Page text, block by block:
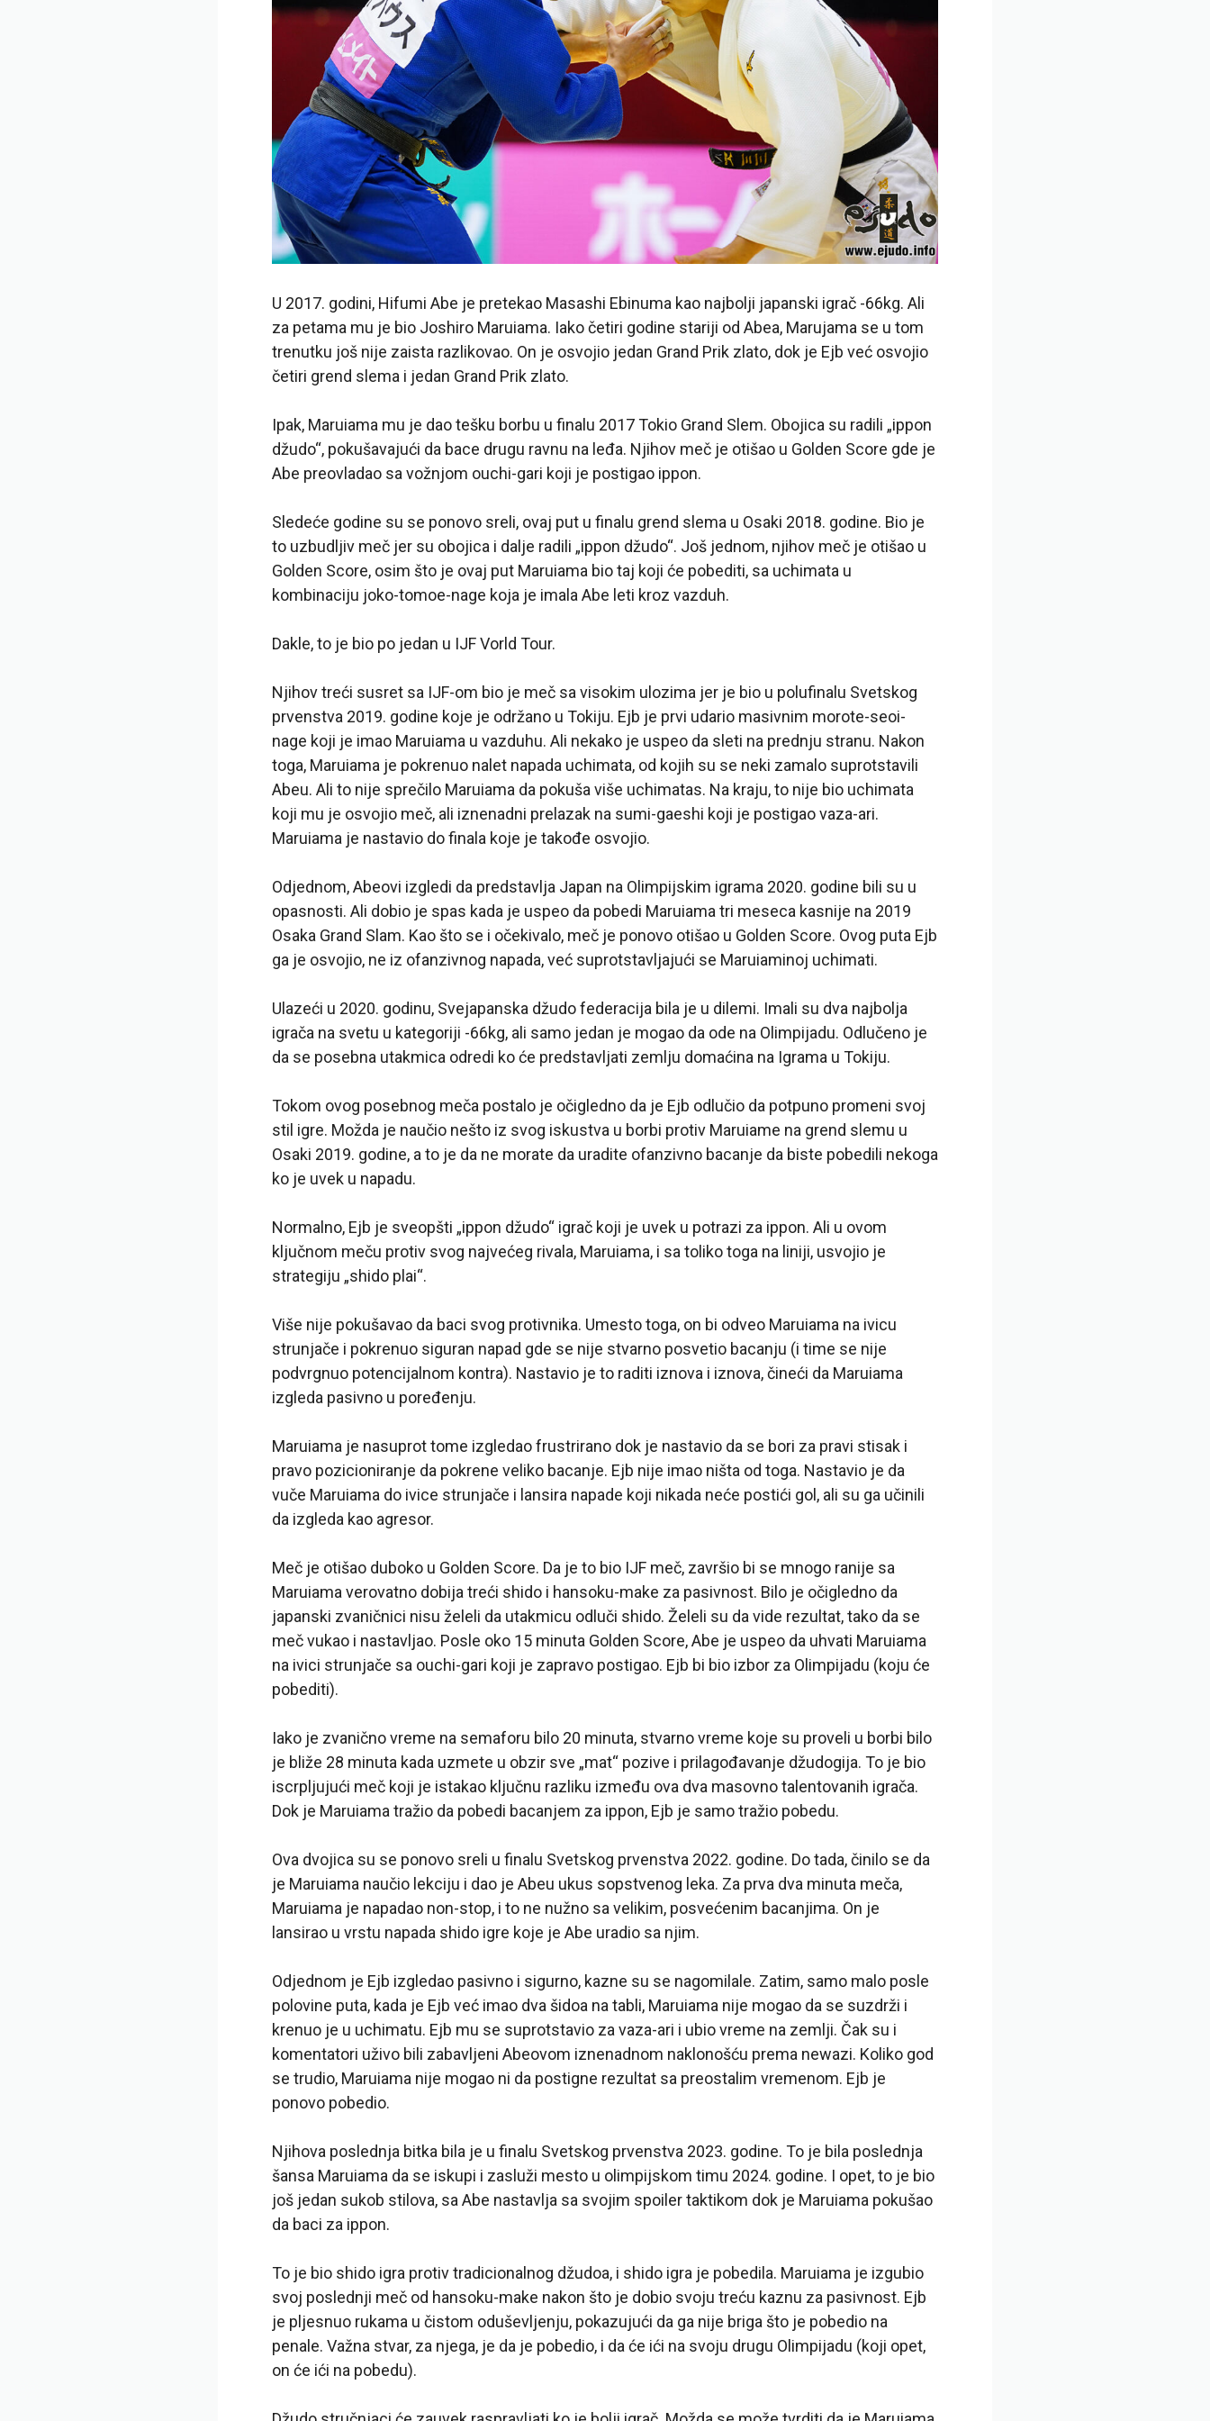
U 2017. godini, Hifumi Abe je pretekao Masashi Ebinuma kao najbolji japanski igrač -66kg. Ali
za petama mu je bio Joshiro Maruiama. Iako četiri godine stariji od Abea, Marujama se u tom
trenutku još nije zaista razlikovao. On je osvojio jedan Grand Prik zlato, dok je Ejb već osvojio
četiri grend slema i jedan Grand Prik zlato.
Ipak, Maruiama mu je dao tešku borbu u finalu 2017 Tokio Grand Slem. Obojica su radili „ippon
džudo“, pokušavajući da bace drugu ravnu na leđa. Njihov meč je otišao u Golden Score gde je
Abe preovladao sa vožnjom ouchi-gari koji je postigao ippon.
Sledeće godine su se ponovo sreli, ovaj put u finalu grend slema u Osaki 2018. godine. Bio je
to uzbudljiv meč jer su obojica i dalje radili „ippon džudo“. Još jednom, njihov meč je otišao u
Golden Score, osim što je ovaj put Maruiama bio taj koji će pobediti, sa uchimata u
kombinaciju joko-tomoe-nage koja je imala Abe leti kroz vazduh.
Dakle, to je bio po jedan u IJF Vorld Tour.
Njihov treći susret sa IJF-om bio je meč sa visokim ulozima jer je bio u polufinalu Svetskog
prvenstva 2019. godine koje je održano u Tokiju. Ejb je prvi udario masivnim morote-seoi-
nage koji je imao Maruiama u vazduhu. Ali nekako je uspeo da sleti na prednju stranu. Nakon
toga, Maruiama je pokrenuo nalet napada uchimata, od kojih su se neki zamalo suprotstavili
Abeu. Ali to nije sprečilo Maruiama da pokuša više uchimatas. Na kraju, to nije bio uchimata
koji mu je osvojio meč, ali iznenadni prelazak na sumi-gaeshi koji je postigao vaza-ari.
Maruiama je nastavio do finala koje je takođe osvojio.
Odjednom, Abeovi izgledi da predstavlja Japan na Olimpijskim igrama 2020. godine bili su u
opasnosti. Ali dobio je spas kada je uspeo da pobedi Maruiama tri meseca kasnije na 2019
Osaka Grand Slam. Kao što se i očekivalo, meč je ponovo otišao u Golden Score. Ovog puta Ejb
ga je osvojio, ne iz ofanzivnog napada, već suprotstavljajući se Maruiaminoj uchimati.
Ulazeći u 2020. godinu, Svejapanska džudo federacija bila je u dilemi. Imali su dva najbolja
igrača na svetu u kategoriji -66kg, ali samo jedan je mogao da ode na Olimpijadu. Odlučeno je
da se posebna utakmica odredi ko će predstavljati zemlju domaćina na Igrama u Tokiju.
Tokom ovog posebnog meča postalo je očigledno da je Ejb odlučio da potpuno promeni svoj
stil igre. Možda je naučio nešto iz svog iskustva u borbi protiv Maruiame na grend slemu u
Osaki 2019. godine, a to je da ne morate da uradite ofanzivno bacanje da biste pobedili nekoga
ko je uvek u napadu.
Normalno, Ejb je sveopšti „ippon džudo“ igrač koji je uvek u potrazi za ippon. Ali u ovom
ključnom meču protiv svog najvećeg rivala, Maruiama, i sa toliko toga na liniji, usvojio je
strategiju „shido plai“.
Više nije pokušavao da baci svog protivnika. Umesto toga, on bi odveo Maruiama na ivicu
strunjače i pokrenuo siguran napad gde se nije stvarno posvetio bacanju (i time se nije
podvrgnuo potencijalnom kontra). Nastavio je to raditi iznova i iznova, čineći da Maruiama
izgleda pasivno u poređenju.
Maruiama je nasuprot tome izgledao frustrirano dok je nastavio da se bori za pravi stisak i
pravo pozicioniranje da pokrene veliko bacanje. Ejb nije imao ništa od toga. Nastavio je da
vuče Maruiama do ivice strunjače i lansira napade koji nikada neće postići gol, ali su ga učinili
da izgleda kao agresor.
Meč je otišao duboko u Golden Score. Da je to bio IJF meč, završio bi se mnogo ranije sa
Maruiama verovatno dobija treći shido i hansoku-make za pasivnost. Bilo je očigledno da
japanski zvaničnici nisu želeli da utakmicu odluči shido. Želeli su da vide rezultat, tako da se
meč vukao i nastavljao. Posle oko 15 minuta Golden Score, Abe je uspeo da uhvati Maruiama
na ivici strunjače sa ouchi-gari koji je zapravo postigao. Ejb bi bio izbor za Olimpijadu (koju će
pobediti).
Iako je zvanično vreme na semaforu bilo 20 minuta, stvarno vreme koje su proveli u borbi bilo
je bliže 28 minuta kada uzmete u obzir sve „mat“ pozive i prilagođavanje džudogija. To je bio
iscrpljujući meč koji je istakao ključnu razliku između ova dva masovno talentovanih igrača.
Dok je Maruiama tražio da pobedi bacanjem za ippon, Ejb je samo tražio pobedu.
Ova dvojica su se ponovo sreli u finalu Svetskog prvenstva 2022. godine. Do tada, činilo se da
je Maruiama naučio lekciju i dao je Abeu ukus sopstvenog leka. Za prva dva minuta meča,
Maruiama je napadao non-stop, i to ne nužno sa velikim, posvećenim bacanjima. On je
lansirao u vrstu napada shido igre koje je Abe uradio sa njim.
Odjednom je Ejb izgledao pasivno i sigurno, kazne su se nagomilale. Zatim, samo malo posle
polovine puta, kada je Ejb već imao dva šidoa na tabli, Maruiama nije mogao da se suzdrži i
krenuo je u uchimatu. Ejb mu se suprotstavio za vaza-ari i ubio vreme na zemlji. Čak su i
komentatori uživo bili zabavljeni Abeovom iznenadnom naklonošću prema newazi. Koliko god
se trudio, Maruiama nije mogao ni da postigne rezultat sa preostalim vremenom. Ejb je
ponovo pobedio.
Njihova poslednja bitka bila je u finalu Svetskog prvenstva 2023. godine. To je bila poslednja
šansa Maruiama da se iskupi i zasluži mesto u olimpijskom timu 2024. godine. I opet, to je bio
još jedan sukob stilova, sa Abe nastavlja sa svojim spoiler taktikom dok je Maruiama pokušao
da baci za ippon.
To je bio shido igra protiv tradicionalnog džudoa, i shido igra je pobedila. Maruiama je izgubio
svoj poslednji meč od hansoku-make nakon što je dobio svoju treću kaznu za pasivnost. Ejb
je pljesnuo rukama u čistom oduševljenju, pokazujući da ga nije briga što je pobedio na
penale. Važna stvar, za njega, je da je pobedio, i da će ići na svoju drugu Olimpijadu (koji opet,
on će ići na pobedu).